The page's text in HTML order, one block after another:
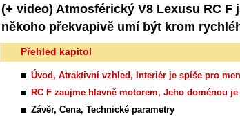
(+ video) Atmosférický V8 Lexusu RC
někoho překvapivě umí být krom
Přehled kapitol
Úvod, Atraktivní vzhled, Interiér je spíše pro
RC F zaujme hlavně motorem, Jeho doménou
Závěr, Cena, Technické parametry